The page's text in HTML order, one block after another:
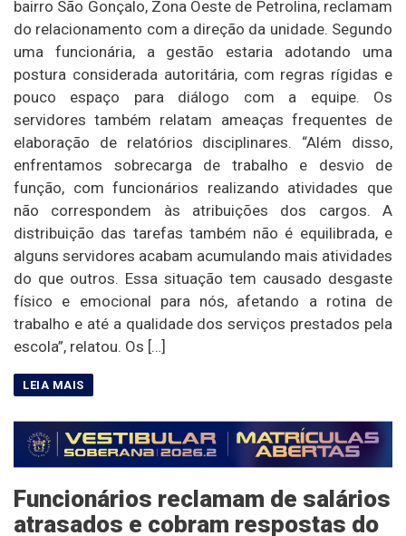
bairro São Gonçalo, Zona Oeste de Petrolina, reclamam
do relacionamento com a direção da unidade. Segundo
uma funcionária, a gestão estaria adotando uma
postura considerada autoritária, com regras rígidas e
pouco espaço para diálogo com a equipe. Os
servidores também relatam ameaças frequentes de
elaboração de relatórios disciplinares. “Além disso,
enfrentamos sobrecarga de trabalho e desvio de
função, com funcionários realizando atividades que
não correspondem às atribuições dos cargos. A
distribuição das tarefas também não é equilibrada, e
alguns servidores acabam acumulando mais atividades
do que outros. Essa situação tem causado desgaste
físico e emocional para nós, afetando a rotina de
trabalho e até a qualidade dos serviços prestados pela
escola”, relatou. Os […]
Funcionários reclamam de salários
atrasados e cobram respostas do